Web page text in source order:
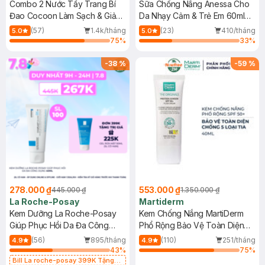
Combo 2 Nước Tẩy Trang Bí
Đao Cocoon Làm Sạch & Giảm
Dầu 500ml
5.0 (57)
1.4k/tháng
75%
Sữa Chống Nắng Anessa Cho
Da Nhạy Cảm & Trẻ Em 60ml
(Mới)
5.0 (23)
410/tháng
33%
-38%
278.000 ₫445.000 ₫
La Roche-Posay
Kem Dưỡng La Roche-Posay
Giúp Phục Hồi Da Đa Công
Dụng 40ml
4.9 (56)
895/tháng
43%
Bill La roche-posay 399K Tặng
-59 %
553.000 ₫1.350.000 ₫
Martiderm
Kem Chống Nắng MartiDerm
Phổ Rộng Bảo Vệ Toàn Diện
40ml
4.9 (110)
251/tháng
75%